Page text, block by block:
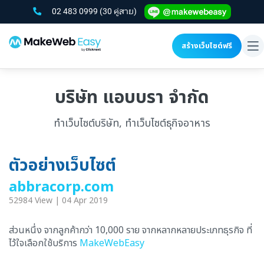
02 483 0999 (30 คู่สาย)
สร้างเว็บไซต์ฟรี
บริษัท แอบบรา จำกัด
ทำเว็บไซต์บริษัท, ทำเว็บไซต์ธุกิจอาหาร
ตัวอย่างเว็บไซต์
abbracorp.com
52984 View | 04 Apr 2019
ส่วนหนึ่ง จากลูกค้ากว่า 10,000 ราย จากหลากหลายประเภทธุรกิจ ที่
ไว้ใจเลือกใช้บริการ MakeWebEasy